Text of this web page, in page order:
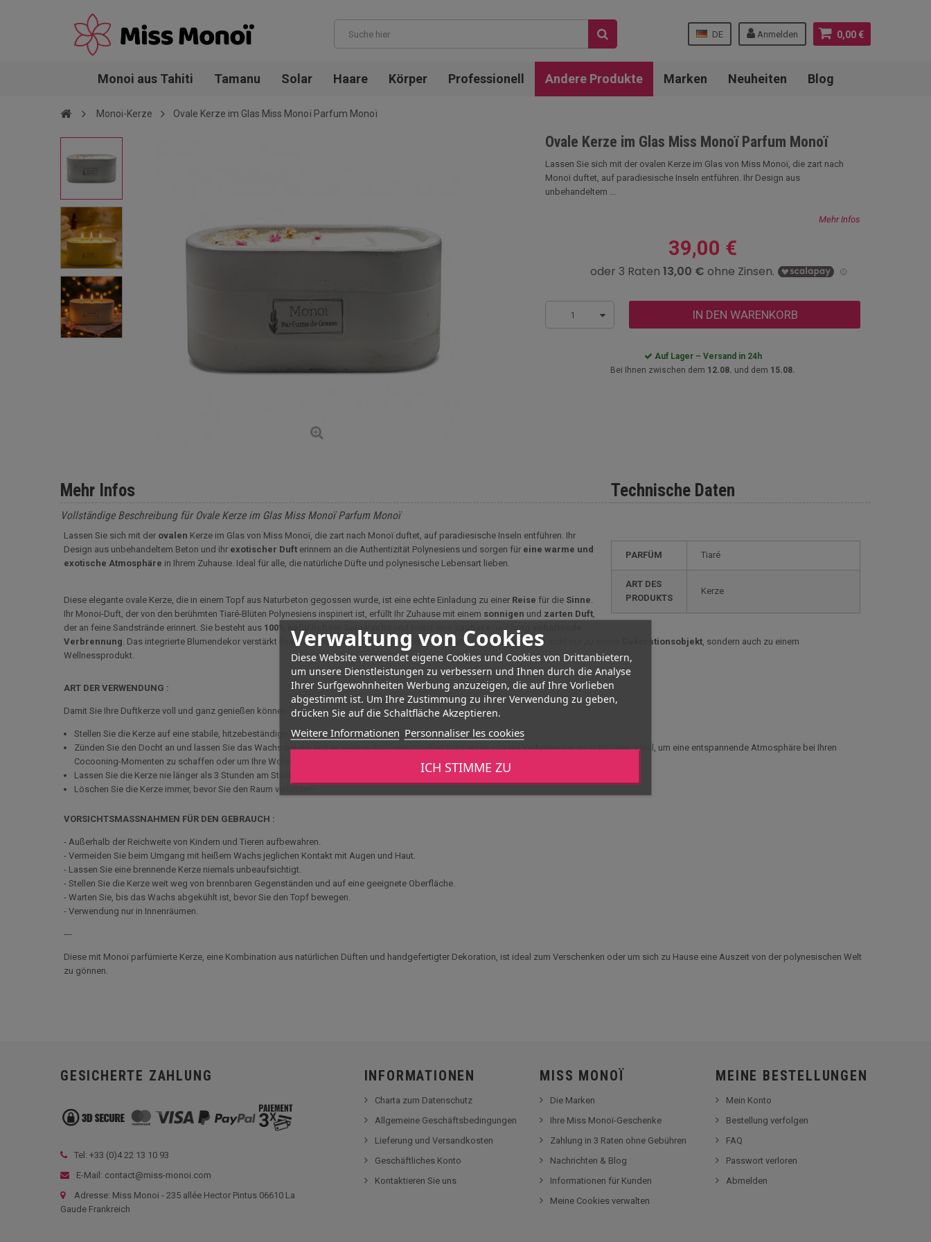
0,00 €
Anmelden
DE
Verwaltung von Cookies
Diese Website verwendet eigene Cookies und Cookies von Drittanbietern,
um unsere Dienstleistungen zu verbessern und Ihnen durch die Analyse
Ihrer Surfgewohnheiten Werbung anzuzeigen, die auf Ihre Vorlieben
abgestimmt ist. Um Ihre Zustimmung zu ihrer Verwendung zu geben,
drücken Sie auf die Schaltfläche Akzeptieren.
Weitere Informationen Personnaliser les cookies
ICH STIMME ZU
Monoi aus Tahiti Tamanu Solar Haare Körper Professionell Andere Produkte Marken Neuheiten Blog
Monoi-Kerze Ovale Kerze im Glas Miss Monoï Parfum Monoï
Ovale Kerze im Glas Miss Monoï Parfum Monoï
Lassen Sie sich mit der ovalen Kerze im Glas von Miss Monoï, die zart nach
Monoï duftet, auf paradiesische Inseln entführen. Ihr Design aus
unbehandeltem ...
Mehr Infos
39,00 €
1 IN DEN WARENKORB
Auf Lager – Versand in 24h
Bei Ihnen zwischen dem 12.08. und dem 15.08.
Technische Daten
PARFÜM Tiaré
ART DES
PRODUKTS
Kerze
Mehr Infos
Vollständige Beschreibung für Ovale Kerze im Glas Miss Monoï Parfum Monoï
Lassen Sie sich mit der ovalen Kerze im Glas von Miss Monoï, die zart nach Monoï duftet, auf paradiesische Inseln entführen. Ihr
Design aus unbehandeltem Beton und ihr exotischer Duft erinnern an die Authentizität Polynesiens und sorgen für eine warme und
exotische Atmosphäre in Ihrem Zuhause. Ideal für alle, die natürliche Düfte und polynesische Lebensart lieben.
Diese elegante ovale Kerze, die in einem Topf aus Naturbeton gegossen wurde, ist eine echte Einladung zu einer Reise für die Sinne.
Ihr Monoi-Duft, der von den berühmten Tiaré-Blüten Polynesiens inspiriert ist, erfüllt Ihr Zuhause mit einem sonnigen und zarten Duft,
der an feine Sandstrände erinnert. Sie besteht aus 100% natürlichem Sojawachs und lang
Verbrennung. Das integrierte Blumendekor verstärkt ihren authentischen und exotischen Charme und macht diese Kerze nicht nur zu einem Dekorationsobjekt, sondern auch zu einem
Wellnessprodukt.
ART DER VERWENDUNG :
Damit Sie Ihre Duftkerze voll und ganz genießen können :
Stellen Sie die Kerze auf eine stabile, hitzebeständige Oberfläche, die vor Zugluft geschützt ist.
Zünden Sie den Docht an und lassen Sie das Wachs bei der ersten Verwendung gleichmäßig schmelzen, um die Verbrennung zu optimieren. Ideal, um eine entspannende Atmosphäre bei Ihren
Cocooning-Momenten zu schaffen oder um Ihre Wohnräume dezent zu parfümieren.
Lassen Sie die Kerze nie länger als 3 Stunden am Stück brennen.
Löschen Sie die Kerze immer, bevor Sie den Raum verlassen.
VORSICHTSMASSNAHMEN FÜR DEN GEBRAUCH :
- Außerhalb der Reichweite von Kindern und Tieren aufbewahren.
- Vermeiden Sie beim Umgang mit heißem Wachs jeglichen Kontakt mit Augen und Haut.
- Lassen Sie eine brennende Kerze niemals unbeaufsichtigt.
- Stellen Sie die Kerze weit weg von brennbaren Gegenständen und auf eine geeignete Oberfläche.
- Warten Sie, bis das Wachs abgekühlt ist, bevor Sie den Topf bewegen.
- Verwendung nur in Innenräumen.
---
Diese mit Monoï parfümierte Kerze, eine Kombination aus natürlichen Düften und handgefertigter Dekoration, ist ideal zum Verschenken oder um sich zu Hause eine Auszeit von der polynesischen Welt
zu gönnen.
GESICHERTE ZAHLUNG
Tel: +33 (0)4 22 13 10 93
E-Mail: contact@miss-monoi.com
Adresse: Miss Monoi - 235 allée Hector Pintus 06610 La
Gaude Frankreich
INFORMATIONEN
Charta zum Datenschutz
Allgemeine Geschäftsbedingungen
Lieferung und Versandkosten
Geschäftliches Konto
Kontaktieren Sie uns
MISS MONOÏ
Die Marken
Ihre Miss Monoï-Geschenke
Zahlung in 3 Raten ohne Gebühren
Nachrichten & Blog
Informationen für Kunden
Meine Cookies verwalten
MEINE BESTELLUNGEN
Mein Konto
Bestellung verfolgen
FAQ
Passwort verloren
Abmelden